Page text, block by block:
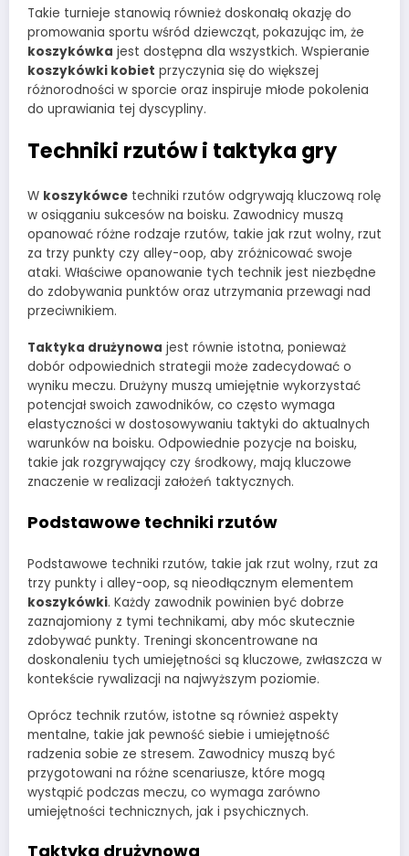
Takie turnieje stanowią również doskonałą okazję do
promowania sportu wśród dziewcząt, pokazując im, że
koszykówka jest dostępna dla wszystkich. Wspieranie
koszykówki kobiet przyczynia się do większej
różnorodności w sporcie oraz inspiruje młode pokolenia
do uprawiania tej dyscypliny.
Techniki rzutów i taktyka gry
W koszykówce techniki rzutów odgrywają kluczową rolę
w osiąganiu sukcesów na boisku. Zawodnicy muszą
opanować różne rodzaje rzutów, takie jak rzut wolny, rzut
za trzy punkty czy alley-oop, aby zróżnicować swoje
ataki. Właściwe opanowanie tych technik jest niezbędne
do zdobywania punktów oraz utrzymania przewagi nad
przeciwnikiem.
Taktyka drużynowa jest równie istotna, ponieważ
dobór odpowiednich strategii może zadecydować o
wyniku meczu. Drużyny muszą umiejętnie wykorzystać
potencjał swoich zawodników, co często wymaga
elastyczności w dostosowywaniu taktyki do aktualnych
warunków na boisku. Odpowiednie pozycje na boisku,
takie jak rozgrywający czy środkowy, mają kluczowe
znaczenie w realizacji założeń taktycznych.
Podstawowe techniki rzutów
Podstawowe techniki rzutów, takie jak rzut wolny, rzut za
trzy punkty i alley-oop, są nieodłącznym elementem
koszykówki. Każdy zawodnik powinien być dobrze
zaznajomiony z tymi technikami, aby móc skutecznie
zdobywać punkty. Treningi skoncentrowane na
doskonaleniu tych umiejętności są kluczowe, zwłaszcza w
kontekście rywalizacji na najwyższym poziomie.
Oprócz technik rzutów, istotne są również aspekty
mentalne, takie jak pewność siebie i umiejętność
radzenia sobie ze stresem. Zawodnicy muszą być
przygotowani na różne scenariusze, które mogą
wystąpić podczas meczu, co wymaga zarówno
umiejętności technicznych, jak i psychicznych.
Taktyka drużynowa